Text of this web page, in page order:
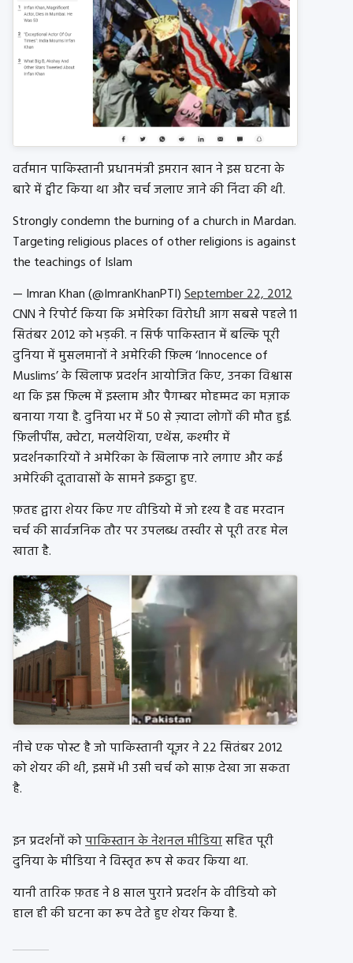
वर्तमान पाकिस्तानी प्रधानमंत्री इमरान खान ने इस घटना के
बारे में ट्वीट किया था और चर्च जलाए जाने की निंदा की थी.
Strongly condemn the burning of a church in Mardan.
Targeting religious places of other religions is against
the teachings of Islam
— Imran Khan (@ImranKhanPTI)September 22, 2012
CNN ने रिपोर्ट किया कि अमेरिका विरोधी आग सबसे पहले 11
सितंबर 2012 को भड़की. न सिर्फ पाकिस्तान में बल्कि पूरी
दुनिया में मुसलमानों ने अमेरिकी फ़िल्म ‘Innocence of
Muslims’ के खिलाफ प्रदर्शन आयोजित किए, उनका विश्वास
था कि इस फ़िल्म में इस्लाम और पैगम्बर मोहम्मद का मज़ाक
बनाया गया है. दुनिया भर में 50 से ज़्यादा लोगों की मौत हुई.
फ़िलीपींस, क्वेटा, मलयेशिया, एथेंस, कश्मीर में
प्रदर्शनकारियों ने अमेरिका के खिलाफ नारे लगाए और कई
अमेरिकी दूतावासों के सामने इकट्ठा हुए.
फ़तह द्वारा शेयर किए गए वीडियो में जो दृश्य है वह मरदान
चर्च की सार्वजनिक तौर पर उपलब्ध तस्वीर से पूरी तरह मेल
खाता है.
नीचे एक पोस्ट है जो पाकिस्तानी यूज़र ने 22 सितंबर 2012
को शेयर की थी, इसमें भी उसी चर्च को साफ़ देखा जा सकता
है.
इन प्रदर्शनों कोपाकिस्तान के नेशनल मीडियासहित पूरी
दुनिया के मीडिया ने विस्तृत रूप से कवर किया था.
यानी तारिक फ़तह ने 8 साल पुराने प्रदर्शन के वीडियो को
हाल ही की घटना का रूप देते हुए शेयर किया है.